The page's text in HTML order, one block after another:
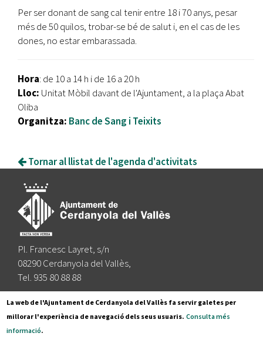
Per ser donant de sang cal tenir entre 18 i 70 anys, pesar
més de 50 quilos, trobar-se bé de salut i, en el cas de les
dones, no estar embarassada.
Hora: de 10 a 14 h i de 16 a 20 h
Lloc: Unitat Mòbil davant de l'Ajuntament, a la plaça Abat
Oliba
Organitza: Banc de Sang i Teixits
Tornar al llistat de l'agenda d'activitats
Pl. Francesc Layret, s/n
08290 Cerdanyola del Vallès,
Tel. 935 80 88 88
Segueix-nos a:
La web de l'Ajuntament de Cerdanyola del Vallès fa servir galetes per
millorar l'experiència de navegació dels seus usuaris. Consulta més
informació.